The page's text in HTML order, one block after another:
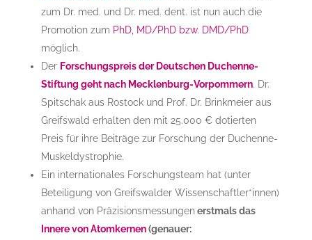
zum Dr. med. und Dr. med. dent. ist nun auch die
Promotion zum PhD, MD/PhD bzw. DMD/PhD
möglich.
Der Forschungspreis der Deutschen Duchenne-
Stiftung geht nach Mecklenburg-Vorpommern. Dr.
Spitschak aus Rostock und Prof. Dr. Brinkmeier aus
Greifswald erhalten den mit 25.000 € dotierten
Preis für ihre Beiträge zur Forschung der Duchenne-
Muskeldystrophie.
Ein internationales Forschungsteam hat (unter
Beteiligung von Greifswalder Wissenschaftler*innen)
anhand von Präzisionsmessungenerstmals das
Innere von Atomkernen(genauer: